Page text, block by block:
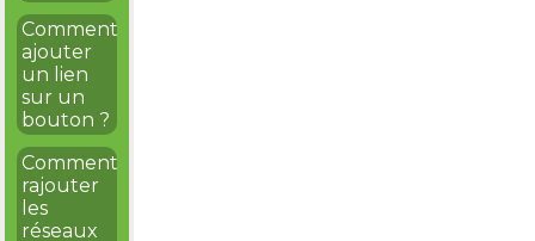
Comment
ajouter
un lien
sur un
bouton ?
Comment
rajouter
les
réseaux